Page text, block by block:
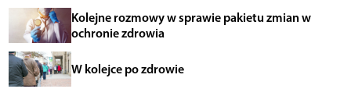
Kolejne rozmowy w sprawie pakietu zmian w
ochronie zdrowia
W kolejce po zdrowie